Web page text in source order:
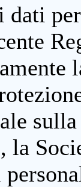
dati
la